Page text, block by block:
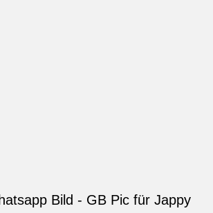
Bild - GB Pic für Jappy